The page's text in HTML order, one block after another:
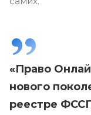
«Право
нового
реестре